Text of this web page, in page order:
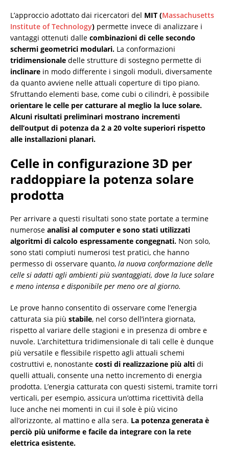
L’approccio adottato dai ricercatori del MIT (Massachusetts
Institute of Technology) permette invece di analizzare i
vantaggi ottenuti dalle combinazioni di celle secondo
schermi geometrici modulari. La conformazioni
tridimensionale delle strutture di sostegno permette di
inclinare in modo differente i singoli moduli, diversamente
da quanto avviene nelle attuali coperture di tipo piano.
Sfruttando elementi base, come cubi o cilindri, è possibile
orientare le celle per catturare al meglio la luce solare.
Alcuni risultati preliminari mostrano incrementi
dell’output di potenza da 2 a 20 volte superiori rispetto
alle installazioni planari.
Celle in configurazione 3D per
raddoppiare la potenza solare
prodotta
Per arrivare a questi risultati sono state portate a termine
numerose analisi al computer e sono stati utilizzati
algoritmi di calcolo espressamente congegnati. Non solo,
sono stati compiuti numerosi test pratici, che hanno
permesso di osservare quanto, la nuova conformazione delle
celle si adatti agli ambienti più svantaggiati, dove la luce solare
e meno intensa e disponibile per meno ore al giorno.
Le prove hanno consentito di osservare come l’energia
catturata sia più stabile, nel corso dell’intera giornata,
rispetto al variare delle stagioni e in presenza di ombre e
nuvole. L’architettura tridimensionale di tali celle è dunque
più versatile e flessibile rispetto agli attuali schemi
costruttivi e, nonostante costi di realizzazione più alti di
quelli attuali, consente una netto incremento di energia
prodotta. L’energia catturata con questi sistemi, tramite torri
verticali, per esempio, assicura un’ottima ricettività della
luce anche nei momenti in cui il sole è più vicino
all’orizzonte, al mattino e alla sera. La potenza generata è
perciò più uniforme e facile da integrare con la rete
elettrica esistente.